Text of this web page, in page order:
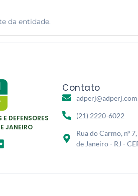
da entidade.
DEFENSORES
JANEIRO
Contato
(21) 2220-6022
Rua do Carmo, nº
de Janeiro - RJ -